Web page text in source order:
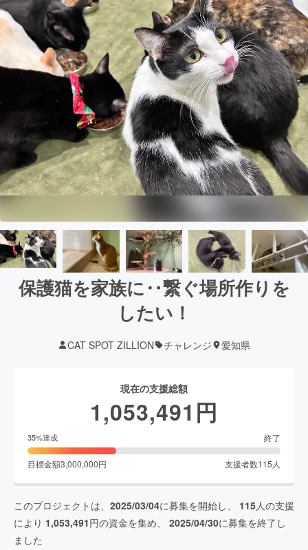
保護猫を家族に‥繋ぐ場所作りを
したい！
CAT SPOT ZILLION チャレンジ 愛知県
現在の支援総額
1,053,491 円
35%達成 終了
目標金額3,000,000円 支援者数115 人
このプロジェクトは、 2025/03/04に募集を開始し、 115人の支援
により 1,053,491円の資金を集め、 2025/04/30に募集を終了し
ました